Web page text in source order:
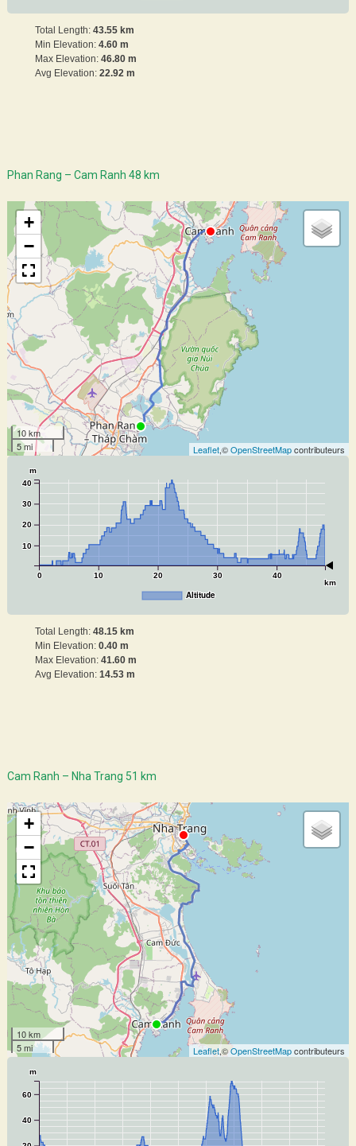
Total Length: 43.55 km
Min Elevation: 4.60 m
Max Elevation: 46.80 m
Avg Elevation: 22.92 m
Phan Rang – Cam Ranh 48 km
+
−
10 km
5 mi
Leaflet,©OpenStreetMapcontributeurs
0 10 20 30 40
km
10
20
30
40
m
Altitude
Total Length: 48.15 km
Min Elevation: 0.40 m
Max Elevation: 41.60 m
Avg Elevation: 14.53 m
Cam Ranh – Nha Trang 51 km
+
−
10 km
5 mi
Leaflet,©OpenStreetMapcontributeurs
40
60
m